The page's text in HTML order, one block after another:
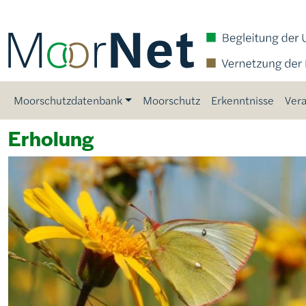
Main navigation
Moorschutzdatenbank Moorschutz Erkenntnisse
Erholung